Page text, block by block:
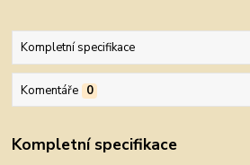
Kompletní specifikace
Komentáře 0
Kompletní specifikace